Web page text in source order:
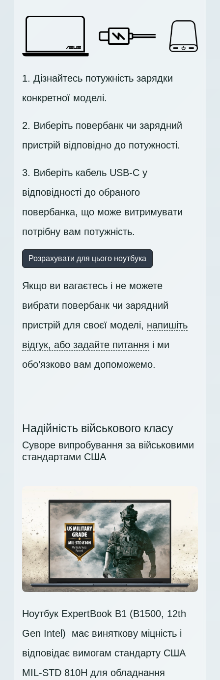
1. Дізнайтесь потужність зарядки
конкретної моделі.
2. Виберіть повербанк чи зарядний
пристрій відповідно до потужності.
3. Виберіть кабель USB-C у
відповідності до обраного
повербанка, що може витримувати
потрібну вам потужність.
Розрахувати для цього ноутбука
Якщо ви вагаєтесь і не можете
вибрати повербанк чи зарядний
пристрій для своєї моделі, напишіть
відгук, або задайте питання і ми
обо’язково вам допоможемо.
Надійність військового класу
Суворе випробування за військовими
стандартами США
Ноутбук ExpertBook B1 (B1500, 12th
Gen Intel) ​ має виняткову міцність і
відповідає вимогам стандарту США
MIL-STD 810H для обладнання